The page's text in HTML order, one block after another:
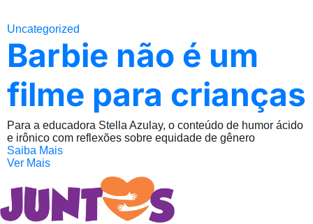
Uncategorized
Barbie não é um
filme para crianças
Para a educadora Stella Azulay, o conteúdo de humor ácido
e irônico com reflexões sobre equidade de gênero
Saiba Mais
Ver Mais